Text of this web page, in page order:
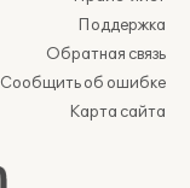
Поддержка
Обратная связь
Сообщить об ошибке
Карта сайта